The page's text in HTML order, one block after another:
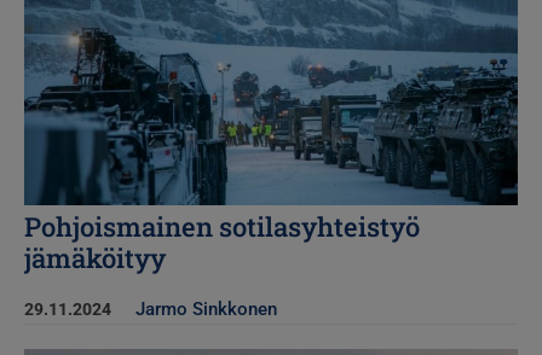
Pohjoismainen sotilasyhteistyö
jämäköityy
29.11.2024 Jarmo Sinkkonen